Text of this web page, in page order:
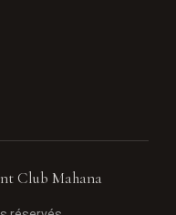
Club Mahana